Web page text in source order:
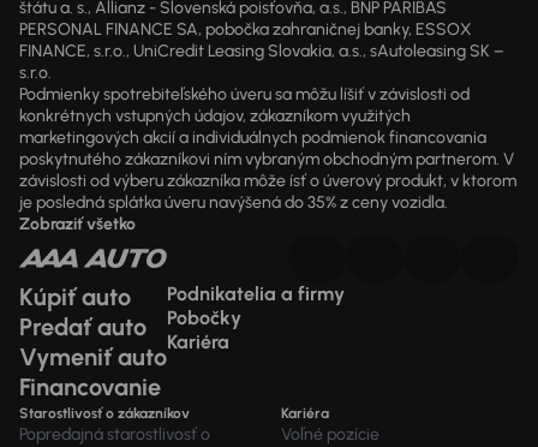
štátu a. s., Allianz - Slovenská poisťovňa, a.s., BNP PARIBAS
PERSONAL FINANCE SA, pobočka zahraničnej banky, ESSOX
FINANCE, s.r.o., UniCredit Leasing Slovakia, a.s., sAutoleasing SK –
s.r.o.
Podmienky spotrebiteľského úveru sa môžu líšiť v závislosti od
konkrétnych vstupných údajov, zákazníkom využitých
marketingových akcií a individuálnych podmienok financovania
poskytnutého zákazníkovi ním vybraným obchodným partnerom. V
závislosti od výberu zákazníka môže ísť o úverový produkt, v ktorom
je posledná splátka úveru navýšená do 35% z ceny vozidla.
Zobraziť všetko
Kúpiť auto
Predať auto
Vymeniť auto
Financovanie
Podnikatelia a firmy
Pobočky
Kariéra
Starostlivosť o zákazníkov
Popredajná starostlivosť o
Kariéra
Voľné pozície